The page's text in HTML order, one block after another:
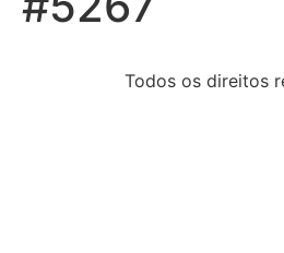
Todos os direitos